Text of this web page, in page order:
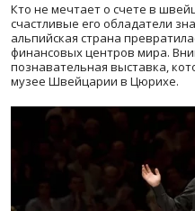
Кто не мечтает о счете в
счастливые его обладатели
альпийская страна
финансовых центров мира.
познавательная выставка,
музее Швейцарии в Цюрихе.